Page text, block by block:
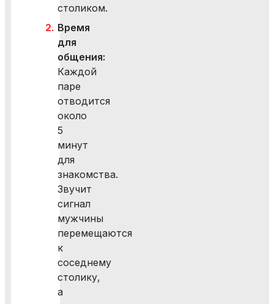
столиком.
Время
для
общения:
Каждой
паре
отводится
около
5
минут
для
знакомства.
Звучит
сигнал
мужчины
перемещаются
к
соседнему
столику,
а